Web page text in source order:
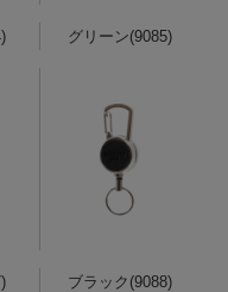
グリーン(9085)
ブラック(9088)